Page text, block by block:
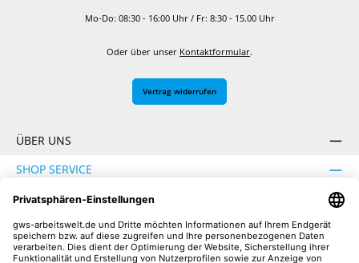
Mo-Do: 08:30 - 16:00 Uhr / Fr: 8:30 - 15.00 Uhr
Oder über unser Kontaktformular.
Vertrag widerrufen
ÜBER UNS
SHOP SERVICE
INFORMATION
SICHER EINKAUFEN
UNSERE COMMUNITIES